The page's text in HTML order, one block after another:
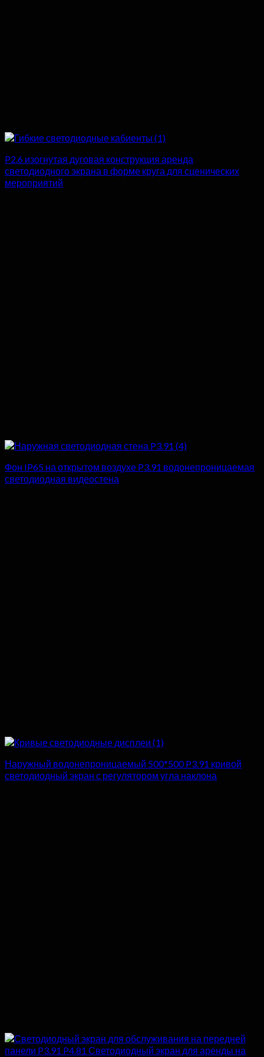
P2.6 изогнутая дуговая конструкция аренда
светодиодного экрана в форме круга для сценических
мероприятий
Фон IP65 на открытом воздухе P3.91 водонепроницаемая
светодиодная видеостена
Наружный водонепроницаемый 500*500 P3.91 кривой
светодиодный экран с регулятором угла наклона